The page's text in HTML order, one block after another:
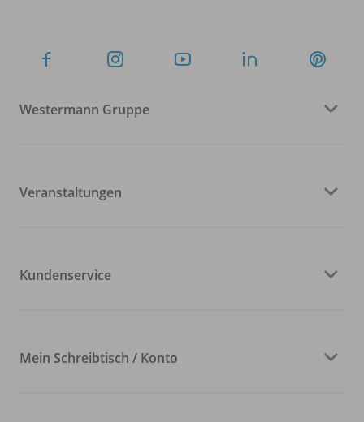
Westermann Gruppe
Veranstaltungen
Kundenservice
Mein Schreibtisch / Konto